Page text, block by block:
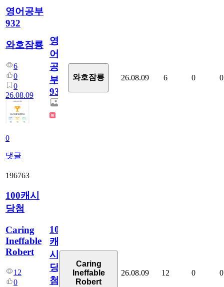
영어공부
932
와호잠룡
6
0
0
26.08.09
0
댓글
영
어
공
부
932
와호잠룡 26.08.09 6 0 0
196763
100캐시
당첨
Caring
Ineffable
Robert
12
0
100
캐
시
당
첨
Caring
Ineffable
Robert
26.08.09 12 0 0